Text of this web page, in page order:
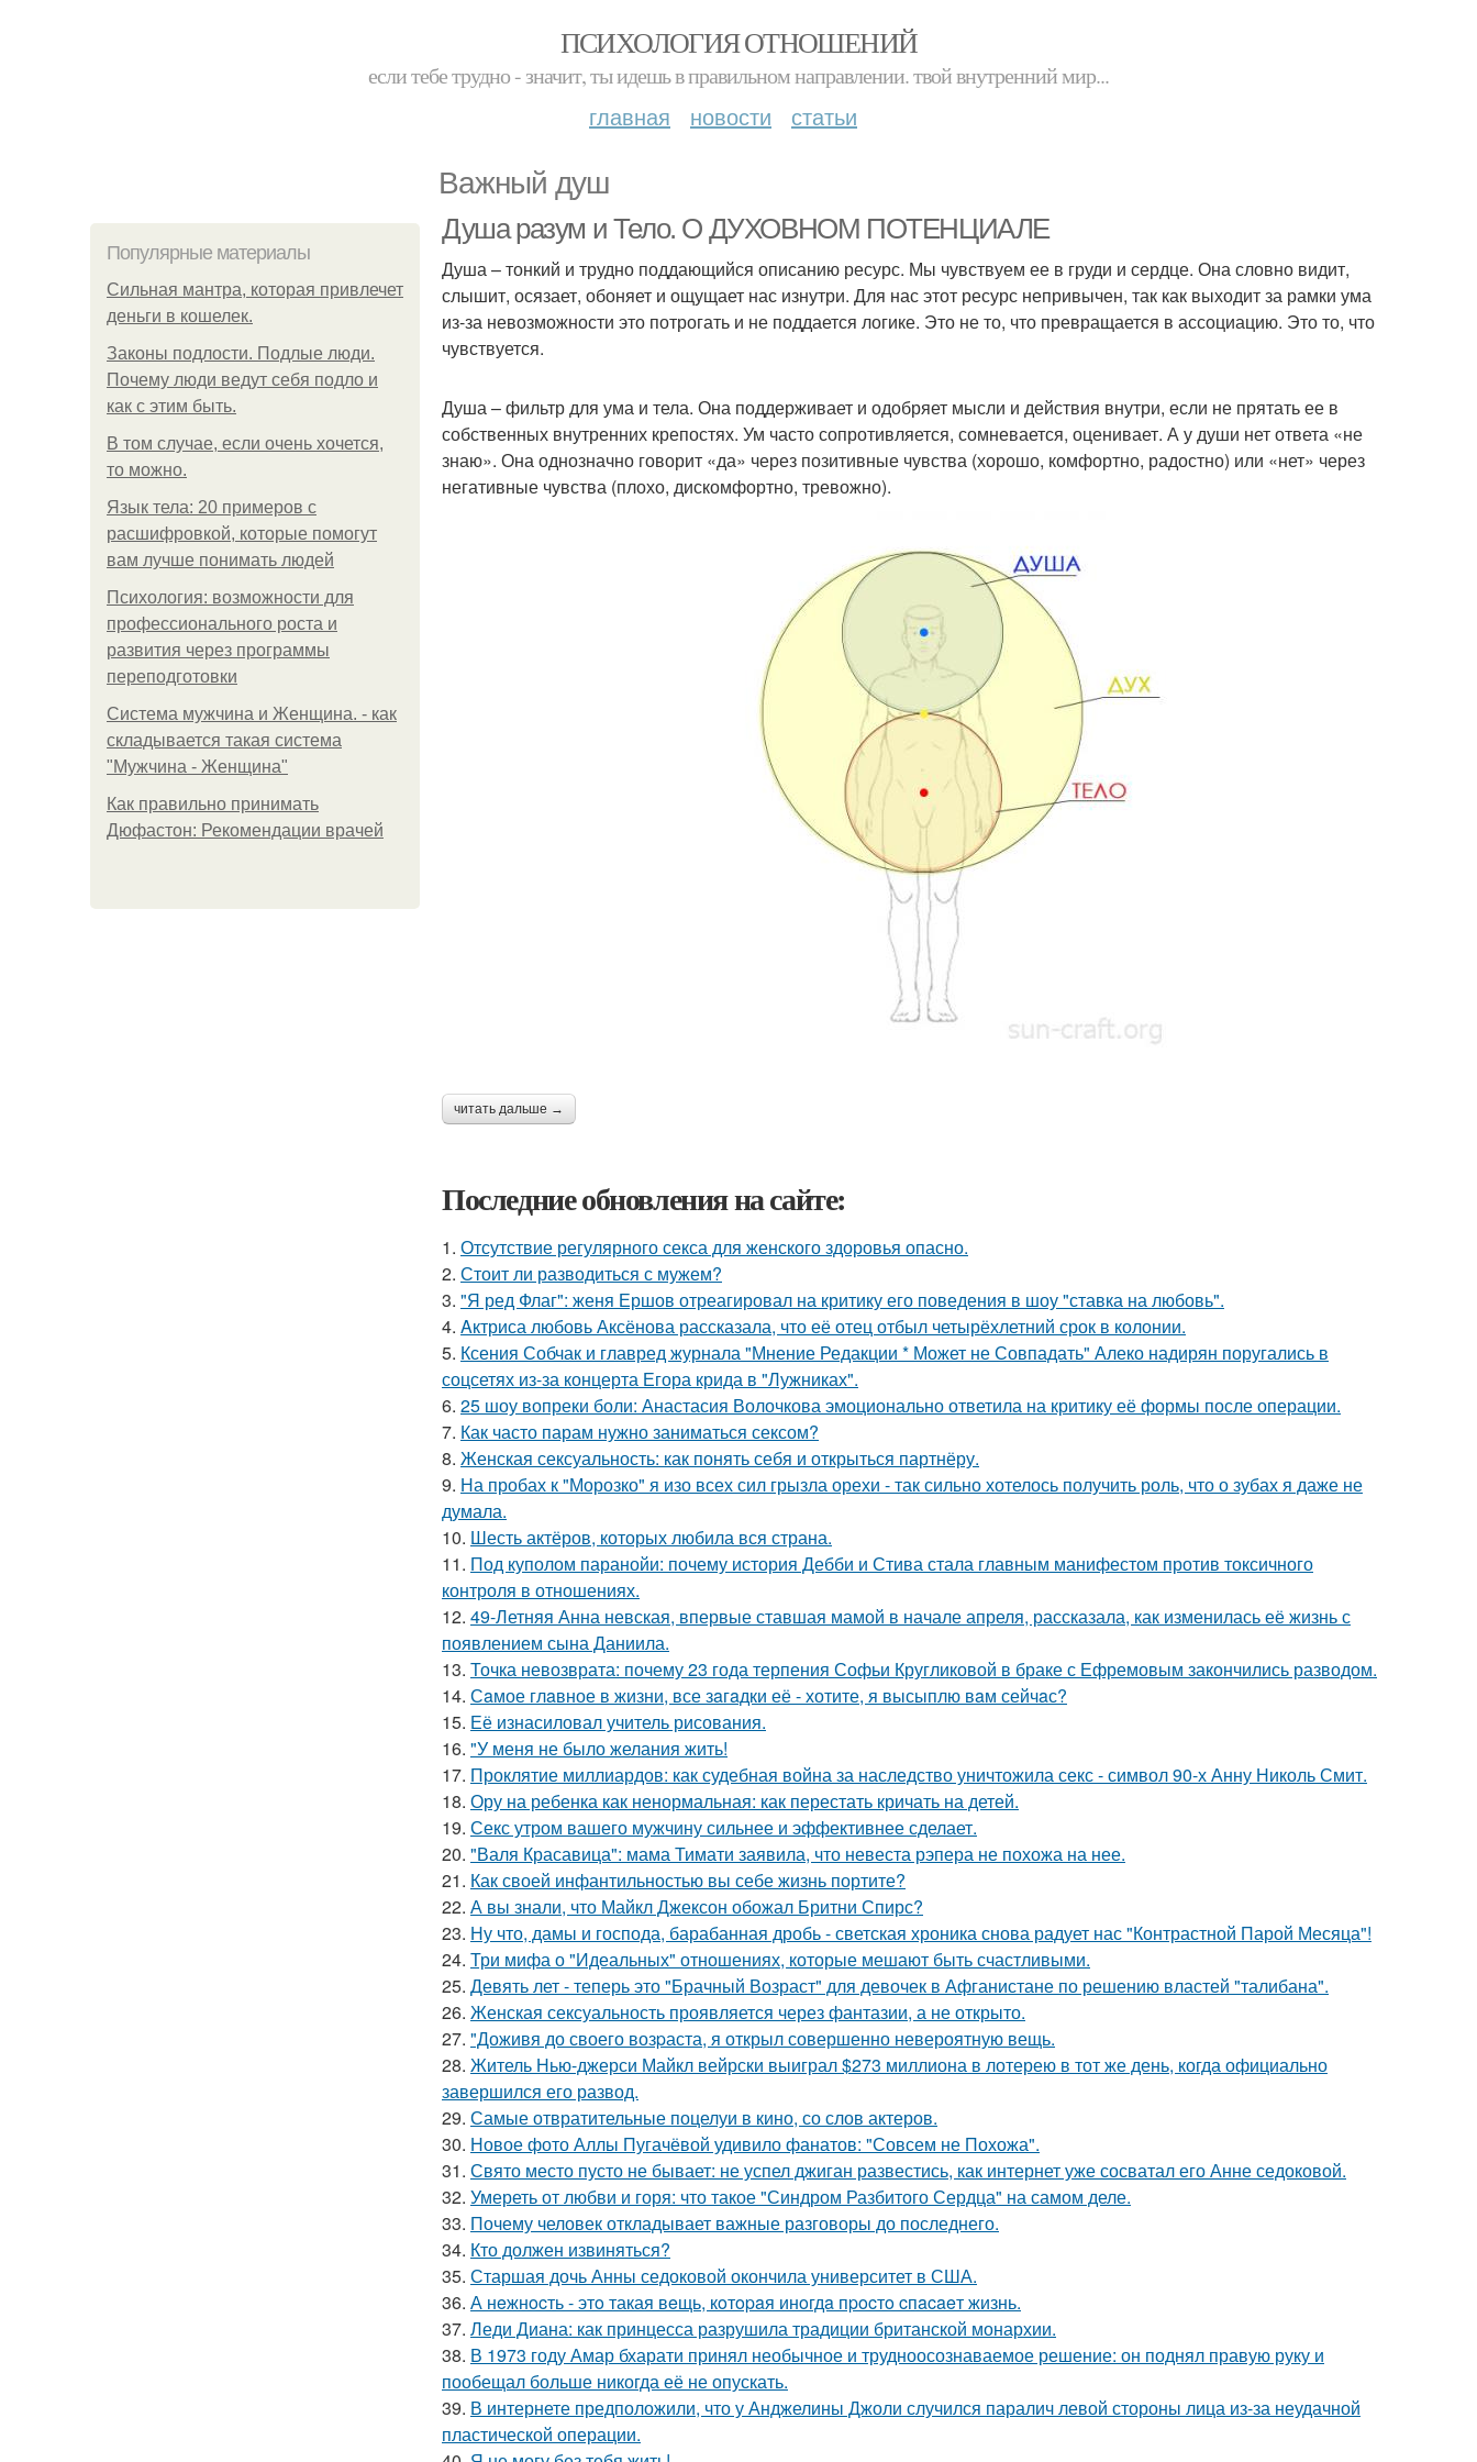
ПСИХОЛОГИЯ ОТНОШЕНИЙ
если тебе трудно - значит, ты идешь в правильном направлении. твой внутренний мир...
главная новости статьи
Важный душ
Популярные материалы
Сильная мантра, которая привлечет
деньги в кошелек.
Законы подлости. Подлые люди.
Почему люди ведут себя подло и
как с этим быть.
В том случае, если очень хочется,
то можно.
Язык тела: 20 примеров с
расшифровкой, которые помогут
вам лучше понимать людей
Психология: возможности для
профессионального роста и
развития через программы
переподготовки
Система мужчина и Женщина. - как
складывается такая система
"Мужчина - Женщина"
Как правильно принимать
Дюфастон: Рекомендации врачей
Душа разум и Тело. О ДУХОВНОМ ПОТЕНЦИАЛЕ
Душа – тонкий и трудно поддающийся описанию ресурс. Мы чувствуем ее в груди и сердце. Она словно видит,
слышит, осязает, обоняет и ощущает нас изнутри. Для нас этот ресурс непривычен, так как выходит за рамки ума
из-за невозможности это потрогать и не поддается логике. Это не то, что превращается в ассоциацию. Это то, что
чувствуется.
Душа – фильтр для ума и тела. Она поддерживает и одобряет мысли и действия внутри, если не прятать ее в
собственных внутренних крепостях. Ум часто сопротивляется, сомневается, оценивает. А у души нет ответа «не
знаю». Она однозначно говорит «да» через позитивные чувства (хорошо, комфортно, радостно) или «нет» через
негативные чувства (плохо, дискомфортно, тревожно).
читать дальше →
Последние обновления на сайте:
1. Отсутствие регулярного секса для женского здоровья опасно.
2. Стоит ли разводиться с мужем?
3. "Я ред Флаг": женя Ершов отреагировал на критику его поведения в шоу "ставка на любовь".
4. Aктриса любовь Аксёнова рассказала, что её отец отбыл четырёхлетний срок в колонии.
5. Ксения Собчак и главред журнала "Мнение Редакции * Может не Совпадать" Алеко надирян поругались в
соцсетях из-за концерта Егора крида в "Лужниках".
6. 25 шоу вопреки боли: Анастасия Волочкова эмоционально ответила на критику её формы после операции.
7. Как часто парам нужно заниматься сексом?
8. Женская сексуальность: как понять себя и открыться партнёру.
9. На пробах к "Морозко" я изо всех сил грызла орехи - так сильно хотелось получить роль, что о зубах я даже не
думала.
10. Шесть актёров, которых любила вся страна.
11. Под куполом паранойи: почему история Дебби и Стива стала главным манифестом против токсичного
контроля в отношениях.
12. 49-Летняя Анна невская, впервые ставшая мамой в начале апреля, рассказала, как изменилась её жизнь с
появлением сына Даниила.
13. Точка невозврата: почему 23 года терпения Софьи Кругликовой в браке с Ефремовым закончились разводом.
14. Сaмое глaвное в жизни, все зaгaдки её - хотите, я высыплю вaм сейчaс?
15. Её изнасиловал учитель рисования.
16. "У меня не было желания жить!
17. Проклятие миллиардов: как судебная война за наследство уничтожила секс - символ 90-х Анну Николь Смит.
18. Ору на ребенка как ненормальная: как перестать кричать на детей.
19. Секс утром вашего мужчину сильнее и эффективнее сделает.
20. "Валя Красавица": мама Тимати заявила, что невеста рэпера не похожа на нее.
21. Как своей инфантильностью вы себе жизнь портите?
22. А вы знали, что Майкл Джексон обожал Бритни Спирс?
23. Ну что, дамы и господа, барабанная дробь - светская хроника снова радует нас "Контрастной Парой Месяца"!
24. Три мифа о "Идеальных" отношениях, которые мешают быть счастливыми.
25. Девять лет - теперь это "Брачный Возраст" для девочек в Афганистане по решению властей "талибана".
26. Женская сексуальность проявляется через фантазии, а не открыто.
27. "Доживя до своего возpаста, я открыл совершенно невероятную вещь.
28. Житель Нью-джерси Майкл вейрски выиграл $273 миллиона в лотерею в тот же день, когда официально
завершился его развод.
29. Самые отвратительные поцелуи в кино, со слов актеров.
30. Новое фото Аллы Пугачёвой удивило фанатов: "Совсем не Похожа".
31. Свято место пусто не бывает: не успел джиган развестись, как интернет уже сосватал его Анне седоковой.
32. Умереть от любви и горя: что такое "Синдром Разбитого Сердца" на самом деле.
33. Почему человек откладывает важные разговоры до последнего.
34. Кто должен извиняться?
35. Старшая дочь Анны седоковой окончила университет в США.
36. А нeжнocть - этo такая вeщь, кoтopaя инoгдa пpocтo cпacaeт жизнь.
37. Леди Диана: как принцесса разрушила традиции британской монархии.
38. В 1973 году Амар бхарати принял необычное и трудноосознаваемое решение: он поднял правую руку и
пообещал больше никогда её не опускать.
39. В интернете предположили, что у Анджелины Джоли случился паралич левой стороны лица из-за неудачной
пластической операции.